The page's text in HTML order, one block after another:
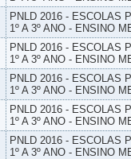
PNLD 2016 - ESCOLAS
1º A 3º ANO - ENSINO
PNLD 2016 - ESCOLAS
1º A 3º ANO - ENSINO
PNLD 2016 - ESCOLAS
1º A 3º ANO - ENSINO
PNLD 2016 - ESCOLAS
1º A 3º ANO - ENSINO
PNLD 2016 - ESCOLAS
1º A 3º ANO - ENSINO